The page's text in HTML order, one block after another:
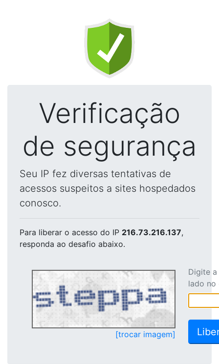
Verificação
de segurança
Seu IP fez diversas tentativas de
acessos suspeitos a sites hospedados
conosco.
Para liberar o acesso do IP 216.73.216.137,
responda ao desafio abaixo.
[trocar imagem]
Digite
lado no